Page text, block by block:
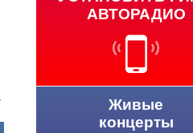
АВТОРАДИО
Живые
концерты